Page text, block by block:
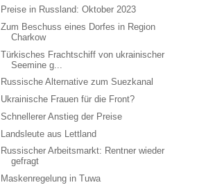
Preise in Russland: Oktober 2023
Zum Beschuss eines Dorfes in Region
Charkow
Türkisches Frachtschiff von ukrainischer
Seemine g...
Russische Alternative zum Suezkanal
Ukrainische Frauen für die Front?
Schnellerer Anstieg der Preise
Landsleute aus Lettland
Russischer Arbeitsmarkt: Rentner wieder
gefragt
Maskenregelung in Tuwa